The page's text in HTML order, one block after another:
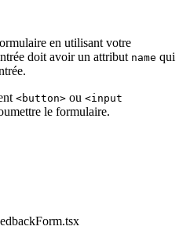
en utilisant votre
doit avoir un attribut name qui
<button> ou <input
le formulaire.